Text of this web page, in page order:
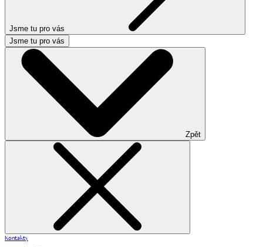
Jsme tu pro vás
Jsme tu pro vás
Zpět
Kontakty